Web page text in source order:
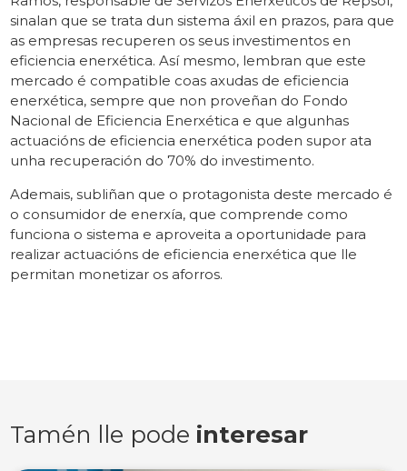
sinalan que se trata dun sistema áxil en prazos, para que
as empresas recuperen os seus investimentos en
eficiencia enerxética. Así mesmo, lembran que este
mercado é compatible coas axudas de eficiencia
enerxética, sempre que non proveñan do Fondo
Nacional de Eficiencia Enerxética e que algunhas
actuacións de eficiencia enerxética poden supor ata
unha recuperación do 70% do investimento.
Ademais, subliñan que o protagonista deste mercado é
o consumidor de enerxía, que comprende como
funciona o sistema e aproveita a oportunidade para
realizar actuacións de eficiencia enerxética que lle
permitan monetizar os aforros.
Tamén lle pode interesar